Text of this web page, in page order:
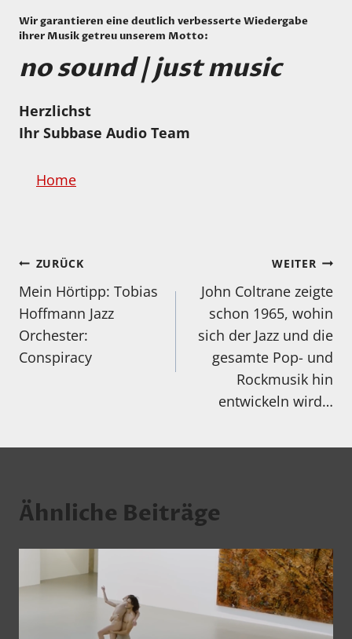
Wir garantieren eine deutlich verbesserte Wiedergabe
ihrer Musik getreu unserem Motto:
no sound | just music
Herzlichst
Ihr Subbase Audio Team
Home
Beitragsnavigation
ZURÜCK
Mein Hörtipp: Tobias
Hoffmann Jazz
Orchester:
Conspiracy
WEITER
John Coltrane zeigte
schon 1965, wohin
sich der Jazz und die
gesamte Pop- und
Rockmusik hin
entwickeln wird…
Ähnliche Beiträge